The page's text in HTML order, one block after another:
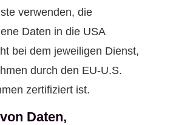
verwenden, die
Daten in die USA
bei dem jeweiligen Dienst,
durch den EU-U.S.
zertifiziert ist.
Daten,